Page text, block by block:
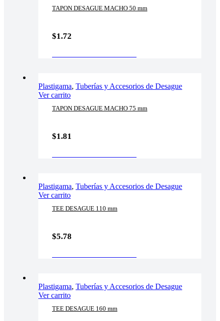
TAPON DESAGUE MACHO 50 mm
$1.72
Plastigama, Tuberías y Accesorios de Desague
Ver carrito
TAPON DESAGUE MACHO 75 mm
$1.81
Plastigama, Tuberías y Accesorios de Desague
Ver carrito
TEE DESAGUE 110 mm
$5.78
Plastigama, Tuberías y Accesorios de Desague
Ver carrito
TEE DESAGUE 160 mm